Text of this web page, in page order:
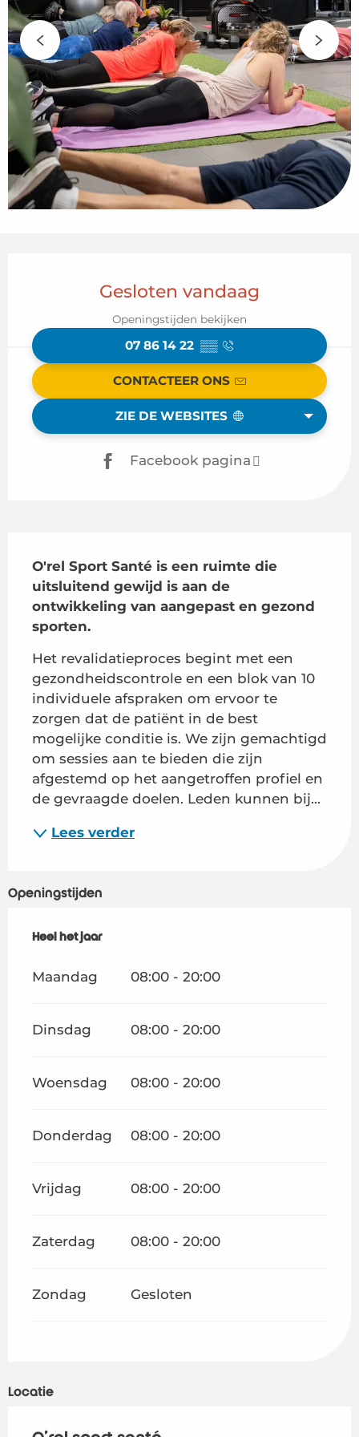
Gesloten vandaag
Openingstijden bekijken
07 86 14 22 ▒▒
CONTACTEER ONS
ZIE DE WEBSITES
Facebook pagina
O'rel Sport Santé is een ruimte die
uitsluitend gewijd is aan de
ontwikkeling van aangepast en gezond
sporten.
Het revalidatieproces begint met een
gezondheidscontrole en een blok van 10
individuele afspraken om ervoor te
zorgen dat de patiënt in de best
mogelijke conditie is. We zijn gemachtigd
om sessies aan te bieden die zijn
afgestemd op het aangetroffen profiel en
de gevraagde doelen. Leden kunnen bij...
Lees verder
Openingstijden
Heel het jaar
Heel het jaar
Maandag 08:00 - 20:00
Dinsdag 08:00 - 20:00
Woensdag 08:00 - 20:00
Donderdag 08:00 - 20:00
Vrijdag 08:00 - 20:00
Zaterdag 08:00 - 20:00
Zondag Gesloten
Locatie